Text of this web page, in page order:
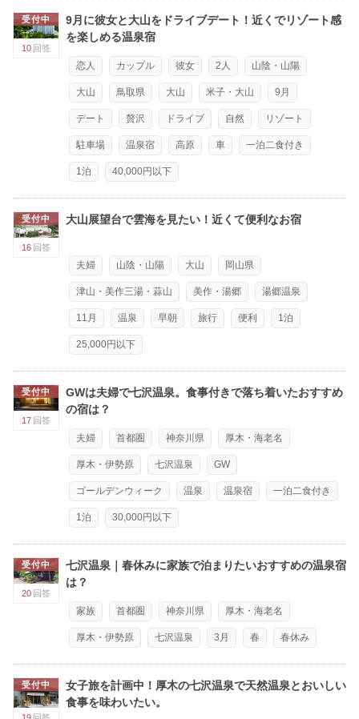
受付中
10 回答
9月に彼女と大山をドライブデート！近くでリゾート感
を楽しめる温泉宿
恋人 カップル 彼女 2人 山陰・山陽
大山 鳥取県 大山 米子・大山 9月
デート 贅沢 ドライブ 自然 リゾート
駐車場 温泉宿 高原 車 一泊二食付き
1泊 40,000円以下
受付中
16 回答
大山展望台で雲海を見たい！近くて便利なお宿
夫婦 山陰・山陽 大山 岡山県
津山・美作三湯・蒜山 美作・湯郷 湯郷温泉
11月 温泉 早朝 旅行 便利 1泊
25,000円以下
受付中
17 回答
GWは夫婦で七沢温泉。食事付きで落ち着いたおすすめ
の宿は？
夫婦 首都圏 神奈川県 厚木・海老名
厚木・伊勢原 七沢温泉 GW
ゴールデンウィーク 温泉 温泉宿 一泊二食付き
1泊 30,000円以下
受付中
20 回答
七沢温泉｜春休みに家族で泊まりたいおすすめの温泉宿
は？
家族 首都圏 神奈川県 厚木・海老名
厚木・伊勢原 七沢温泉 3月 春 春休み
受付中
女子旅を計画中！厚木の七沢温泉で天然温泉とおいしい
食事を味わいたい。